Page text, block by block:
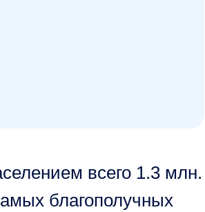
всего 1.3 млн.
благополучных